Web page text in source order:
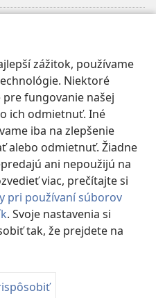
zážitok, používame
Niektoré
fungovanie našej
ich odmietnuť. Iné
iba na zlepšenie
alebo odmietnuť. Žiadne
ani nepoužijú na
viac, prečítajte si
pri používaní súborov
. Svoje nastavenia si
tak, že prejdete na
veže
Tract Society of Pennsylvania.